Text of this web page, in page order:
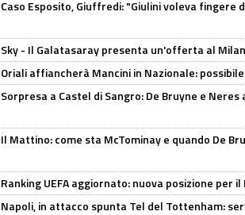
Caso Esposito, Giuffredi: "Giulini voleva
Sky - Il Galatasaray presenta un'offerta al
Oriali affiancherà Mancini in Nazionale:
Sorpresa a Castel di Sangro: De Bruyne e Neres
Il Mattino: come sta McTominay e quando De
Ranking UEFA aggiornato: nuova posizione per
Napoli, in attacco spunta Tel del Tottenham: